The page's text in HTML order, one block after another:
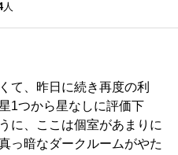
人
て、昨日に続き再度の利
1つから星なしに評価下
に、ここは個室があまりに
っ暗なダークルームがやた